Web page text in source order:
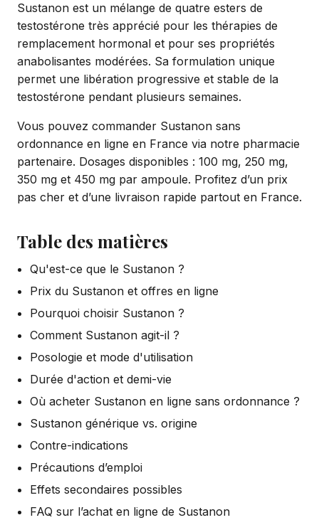
Sustanon est un mélange de quatre esters de
testostérone très apprécié pour les thérapies de
remplacement hormonal et pour ses propriétés
anabolisantes modérées. Sa formulation unique
permet une libération progressive et stable de la
testostérone pendant plusieurs semaines.
Vous pouvez commander Sustanon sans
ordonnance en ligne en France via notre pharmacie
partenaire. Dosages disponibles : 100 mg, 250 mg,
350 mg et 450 mg par ampoule. Profitez d’un prix
pas cher et d’une livraison rapide partout en France.
Table des matières
Qu'est-ce que le Sustanon ?
Prix du Sustanon et offres en ligne
Pourquoi choisir Sustanon ?
Comment Sustanon agit-il ?
Posologie et mode d'utilisation
Durée d'action et demi-vie
Où acheter Sustanon en ligne sans ordonnance ?
Sustanon générique vs. origine
Contre-indications
Précautions d’emploi
Effets secondaires possibles
FAQ sur l’achat en ligne de Sustanon